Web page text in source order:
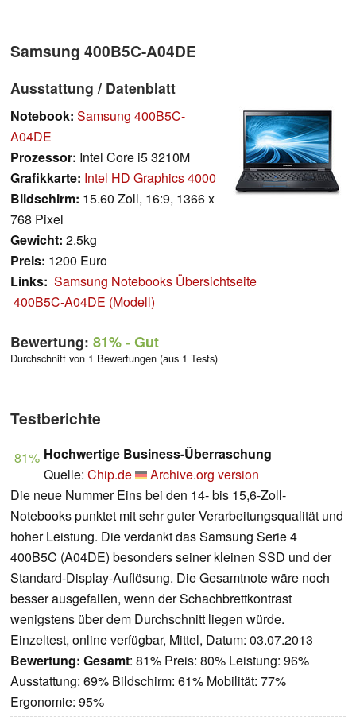
Samsung 400B5C-A04DE
Ausstattung / Datenblatt
Notebook: Samsung 400B5C-
A04DE
Prozessor: Intel Core i5 3210M
Grafikkarte: Intel HD Graphics 4000
Bildschirm: 15.60 Zoll, 16:9, 1366 x
768 Pixel
Gewicht: 2.5kg
Preis: 1200 Euro
Links: Samsung Notebooks Übersichtseite
400B5C-A04DE (Modell)
Bewertung: 81%- Gut
Durchschnitt von 1 Bewertungen (aus 1 Tests)
Testberichte
81% Hochwertige Business-Überraschung
Quelle: Chip.de
Archive.org version
Die neue Nummer Eins bei den 14- bis 15,6-Zoll-
Notebooks punktet mit sehr guter Verarbeitungsqualität und
hoher Leistung. Die verdankt das Samsung Serie 4
400B5C (A04DE) besonders seiner kleinen SSD und der
Standard-Display-Auflösung. Die Gesamtnote wäre noch
besser ausgefallen, wenn der Schachbrettkontrast
wenigstens über dem Durchschnitt liegen würde.
Einzeltest, online verfügbar, Mittel, Datum: 03.07.2013
Bewertung: Gesamt: 81% Preis: 80% Leistung: 96%
Ausstattung: 69% Bildschirm: 61% Mobilität: 77%
Ergonomie: 95%